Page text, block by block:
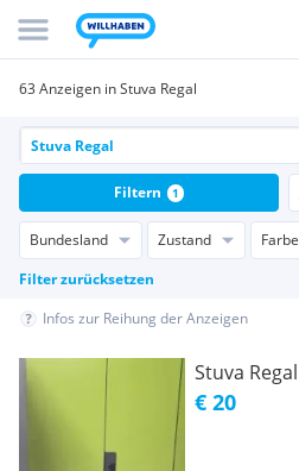
63 Anzeigen in Stuva Regal
Bundesland Zustand Farbe
Filter zurücksetzen
Filtern 1
Infos zur Reihung der Anzeigen
Stuva Regal
€ 20